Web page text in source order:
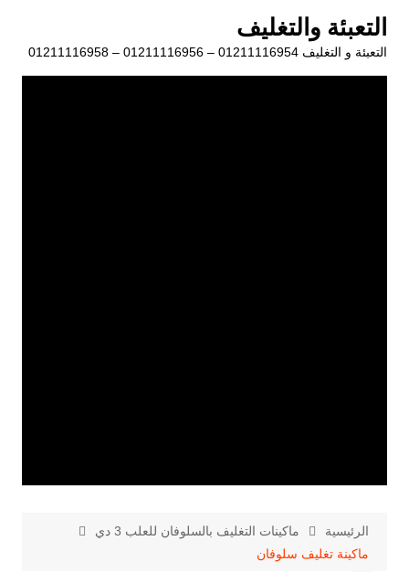
المحتوى
التعبئة والتغليف
التعبئة و التغليف 01211116954 – 01211116956 – 01211116958
الرئيسية
ماكينات التغليف بالسلوفان للعلب 3 دي
ماكينة تغليف سلوفان